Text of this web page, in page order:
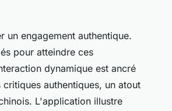
un engagement authentique.
pour atteindre ces
dynamique est ancré
authentiques, un atout
L'application illustre